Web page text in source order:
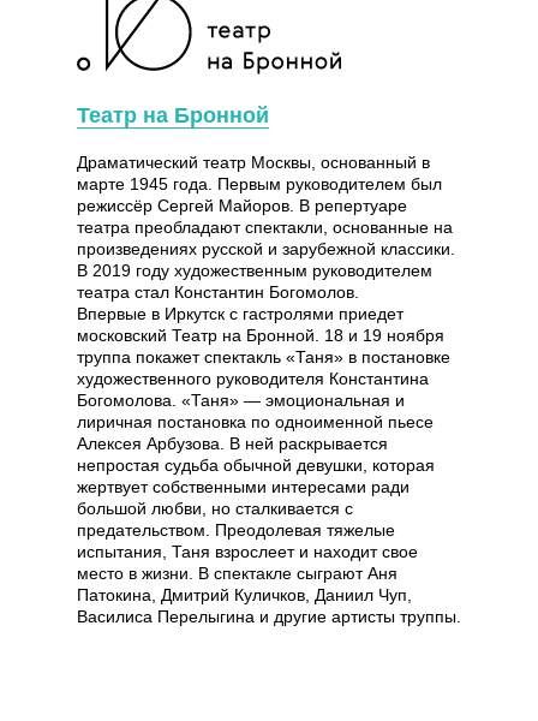
Театр на Бронной
Драматический театр Москвы, основанный в
марте 1945 года. Первым руководителем был
режиссёр Сергей Майоров. В репертуаре
театра преобладают спектакли, основанные на
произведениях русской и зарубежной классики.
В 2019 году художественным руководителем
театра стал Константин Богомолов.
Впервые в Иркутск с гастролями приедет
московский Театр на Бронной. 18 и 19 ноября
труппа покажет спектакль «Таня» в постановке
художественного руководителя Константина
Богомолова. «Таня» — эмоциональная и
лиричная постановка по одноименной пьесе
Алексея Арбузова. В ней раскрывается
непростая судьба обычной девушки, которая
жертвует собственными интересами ради
большой любви, но сталкивается с
предательством. Преодолевая тяжелые
испытания, Таня взрослеет и находит свое
место в жизни. В спектакле сыграют Аня
Патокина, Дмитрий Куличков, Даниил Чуп,
Василиса Перелыгина и другие артисты труппы.